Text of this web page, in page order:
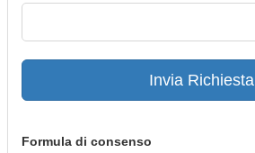
Invia Richiesta
Formula di consenso